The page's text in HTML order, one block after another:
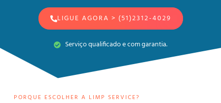
LIGUE AGORA > (51)2312-4029
Serviço qualificado e com garantia.
PORQUE ESCOLHER A LIMP SERVICE?